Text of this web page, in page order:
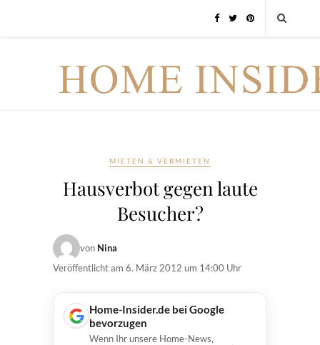
MIETEN & VERMIETEN
Hausverbot gegen laute
Besucher?
von Nina
Veröffentlicht am 6. März 2012 um 14:00 Uhr
Home-Insider.de bei Google
bevorzugen
Wenn Ihr unsere Home-News,